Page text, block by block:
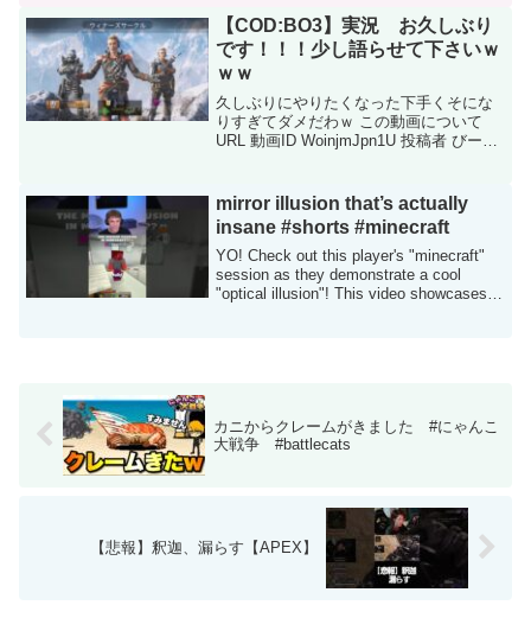
すけ 再生時間 08:15
【COD:BO3】実況 お久しぶり
です！！！少し語らせて下さいｗ
ｗｗ
久しぶりにやりたくなった下手くそにな
りすぎてダメだわｗ この動画について
URL 動画ID WoinjmJpn1U 投稿者 びーつ
mirror illusion that’s actually
insane #shorts #minecraft
YO! Check out this player's "minecraft"
session as they demonstrate a cool
"optical illusion"! This video showcases
カニからクレームがきました #にゃんこ
大戦争 #battlecats
【悲報】釈迦、漏らす【APEX】